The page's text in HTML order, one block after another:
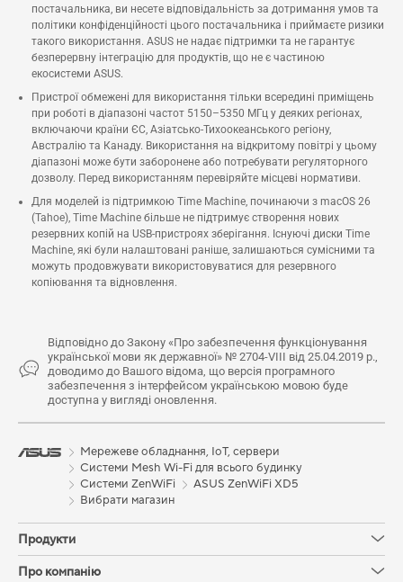
постачальника, ви несете відповідальність за дотримання умов та
політики конфіденційності цього постачальника і приймаєте ризики
такого використання. ASUS не надає підтримки та не гарантує
безперервну інтеграцію для продуктів, що не є частиною
екосистеми ASUS.
Пристрої обмежені для використання тільки всередині приміщень
при роботі в діапазоні частот 5150–5350 МГц у деяких регіонах,
включаючи країни ЄС, Азіатсько-Тихоокеанського регіону,
Австралію та Канаду. Використання на відкритому повітрі у цьому
діапазоні може бути заборонене або потребувати регуляторного
дозволу. Перед використанням перевіряйте місцеві нормативи.
Для моделей із підтримкою Time Machine, починаючи з macOS 26
(Tahoe), Time Machine більше не підтримує створення нових
резервних копій на USB-пристроях зберігання. Існуючі диски Time
Machine, які були налаштовані раніше, залишаються сумісними та
можуть продовжувати використовуватися для резервного
копіювання та відновлення.
Відповідно до Закону «Про забезпечення функціонування
української мови як державної» № 2704-VIII від 25.04.2019 р.,
доводимо до Вашого відома, що версія програмного
забезпечення з інтерфейсом українською мовою буде
доступна у вигляді оновлення.
Мережеве обладнання, IoT, сервери
Системи Mesh Wi-Fi для всього будинку
Системи ZenWiFi
ASUS ZenWiFi XD5
Вибрати магазин
Продукти
Про компанію